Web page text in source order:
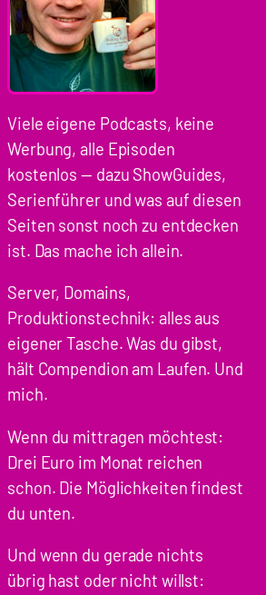
Viele eigene Podcasts, keine
Werbung, alle Episoden
kostenlos — dazu ShowGuides,
Serienführer und was auf diesen
Seiten sonst noch zu entdecken
ist. Das mache ich allein.
Server, Domains,
Produktionstechnik: alles aus
eigener Tasche. Was du gibst,
hält Compendion am Laufen. Und
mich.
Wenn du mittragen möchtest:
Drei Euro im Monat reichen
schon. Die Möglichkeiten findest
du unten.
Und wenn du gerade nichts
übrig hast oder nicht willst: